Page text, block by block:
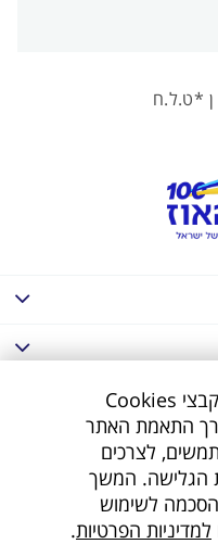
*ט.ל.ח
האתר עושה שימוש בקבצי Cookies
התאמת האתר
לצרכים
הגלישה. המשך
לשימוש
למדיניות הפרטיות.